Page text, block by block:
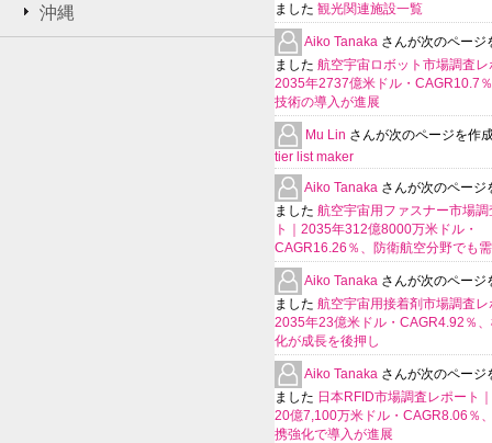
沖縄
ました 観光関連施設一覧
Aiko Tanaka さんが次のページ
ました 航空宇宙ロボット市場調査レ
2035年2737億米ドル・CAGR10.7
技術の導入が進展
Mu Lin さんが次のページを作
tier list maker
Aiko Tanaka さんが次のページ
ました 航空宇宙用ファスナー市場調
ト｜2035年312億8000万米ドル・
CAGR16.26％、防衛航空分野でも
Aiko Tanaka さんが次のページ
ました 航空宇宙用接着剤市場調査レ
2035年23億米ドル・CAGR4.92％
化が成長を後押し
Aiko Tanaka さんが次のページ
ました 日本RFID市場調査レポート
20億7,100万米ドル・CAGR8.06％
携強化で導入が進展